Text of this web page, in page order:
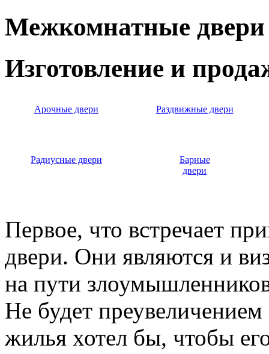
Межкомнатные двери
Изготовление и
Арочные двери Раздвижные двери
Радиусные двери
Барные
двери
Первое, что встречает
двери. Они являются и
на пути
Не будет
жилья хотел бы, чтобы